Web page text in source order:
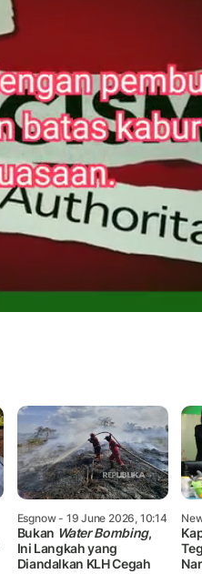
Esgnow- 19 June 2026, 10:14
Bukan Water Bombing,
Ini Langkah yang
Diandalkan KLH Cegah